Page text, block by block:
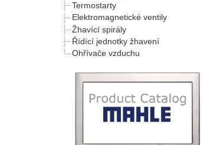
Termostarty
Elektromagnetické ventily
Žhavící spirály
Řídící jednotky žhavení
Ohřívače vzduchu